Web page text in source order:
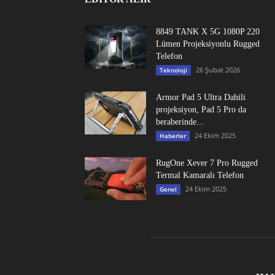
8849 TANK X 5G 1080P 220
Lümen Projeksiyonlu Rugged
Telefon
Teknoloji 26 Şubat 2026
Armor Pad 5 Ultra Dahili
projeksiyon, Pad 5 Pro da
beraberinde...
Haberler 24 Ekim 2025
RugOne Xever 7 Pro Rugged
Termal Kamaralı Telefon
Genel 24 Ekim 2025